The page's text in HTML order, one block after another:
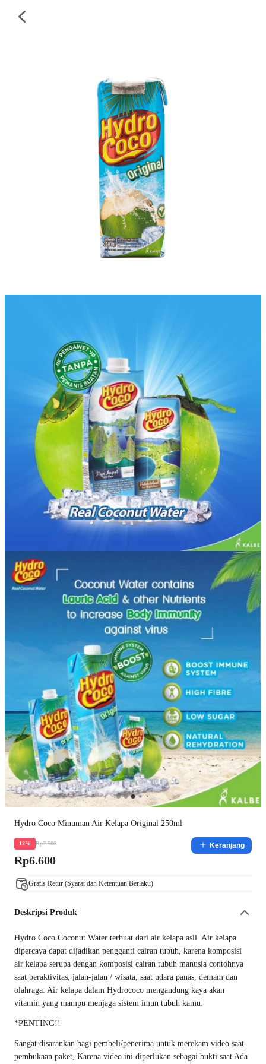
Hydro Coco Minuman Air Kelapa Original 250ml
12% Rp7.500
Rp6.600
Keranjang
Gratis Retur (Syarat dan Ketentuan Berlaku)
Deskripsi Produk
Hydro Coco Coconut Water terbuat dari air kelapa asli. Air kelapa
dipercaya dapat dijadikan pengganti cairan tubuh, karena komposisi
air kelapa serupa dengan komposisi cairan tubuh manusia contohnya
saat beraktivitas, jalan-jalan / wisata, saat udara panas, demam dan
olahraga. Air kelapa dalam Hydrococo mengandung kaya akan
vitamin yang mampu menjaga sistem imun tubuh kamu.
*PENTING!!
Sangat disarankan bagi pembeli/penerima untuk merekam video saat
pembukaan paket, Karena video ini diperlukan sebagai bukti saat Ada